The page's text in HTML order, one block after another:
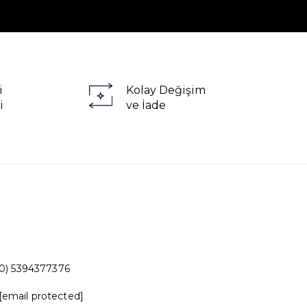
Kolay Değişim
ve İade
5394377376
[email protected]